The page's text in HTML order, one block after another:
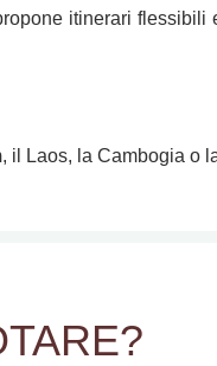
itinerari flessibili
, il Laos, la Cambogia o